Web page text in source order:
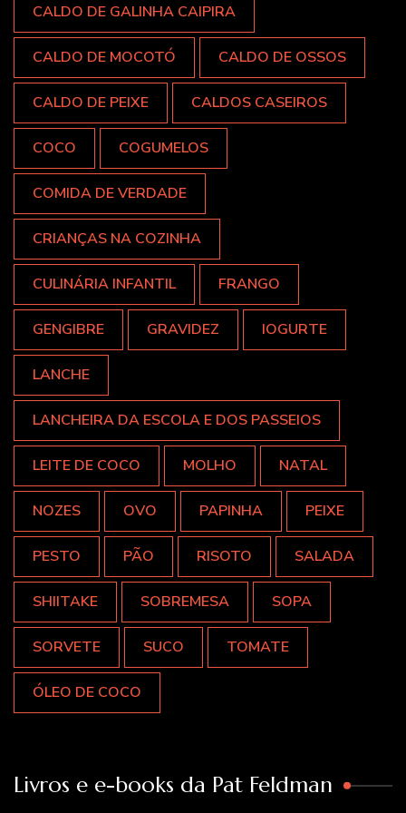
CALDO DE GALINHA CAIPIRA
CALDO DE MOCOTÓ CALDO DE OSSOS
CALDO DE PEIXE CALDOS CASEIROS
COCO COGUMELOS
COMIDA DE VERDADE
CRIANÇAS NA COZINHA
CULINÁRIA INFANTIL FRANGO
GENGIBRE GRAVIDEZ IOGURTE
LANCHE
LANCHEIRA DA ESCOLA E DOS PASSEIOS
LEITE DE COCO MOLHO NATAL
NOZES OVO PAPINHA PEIXE
PESTO PÃO RISOTO SALADA
SHIITAKE SOBREMESA SOPA
SORVETE SUCO TOMATE
ÓLEO DE COCO
Livros e e-books da Pat Feldman